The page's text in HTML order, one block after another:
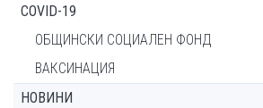
COVID-19
ОБЩИНСКИ СОЦИАЛЕН ФОНД
ВАКСИНАЦИЯ
НОВИНИ